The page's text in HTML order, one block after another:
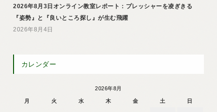
2026年8月3日オンライン教室レポート：プレッシャーを凌ぎきる
『姿勢』と『良いところ探し』が生む飛躍
2026年8月4日
カレンダー
2026年8月
月 火 水 木 金 土 日